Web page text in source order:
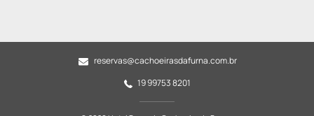
reservas@cachoeirasdafurna.com.br
19 99753 8201